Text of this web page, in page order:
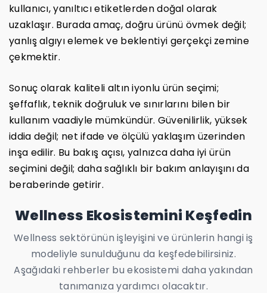
kullanıcı, yanıltıcı etiketlerden doğal olarak
uzaklaşır. Burada amaç, doğru ürünü övmek değil;
yanlış algıyı elemek ve beklentiyi gerçekçi zemine
çekmektir.
Sonuç olarak kaliteli altın iyonlu ürün seçimi;
şeffaflık, teknik doğruluk ve sınırlarını bilen bir
kullanım vaadiyle mümkündür. Güvenilirlik, yüksek
iddia değil; net ifade ve ölçülü yaklaşım üzerinden
inşa edilir. Bu bakış açısı, yalnızca daha iyi ürün
seçimini değil; daha sağlıklı bir bakım anlayışını da
beraberinde getirir.
Wellness Ekosistemini Keşfedin
Wellness sektörünün işleyişini ve ürünlerin hangi iş
modeliyle sunulduğunu da keşfedebilirsiniz.
Aşağıdaki rehberler bu ekosistemi daha yakından
tanımanıza yardımcı olacaktır.